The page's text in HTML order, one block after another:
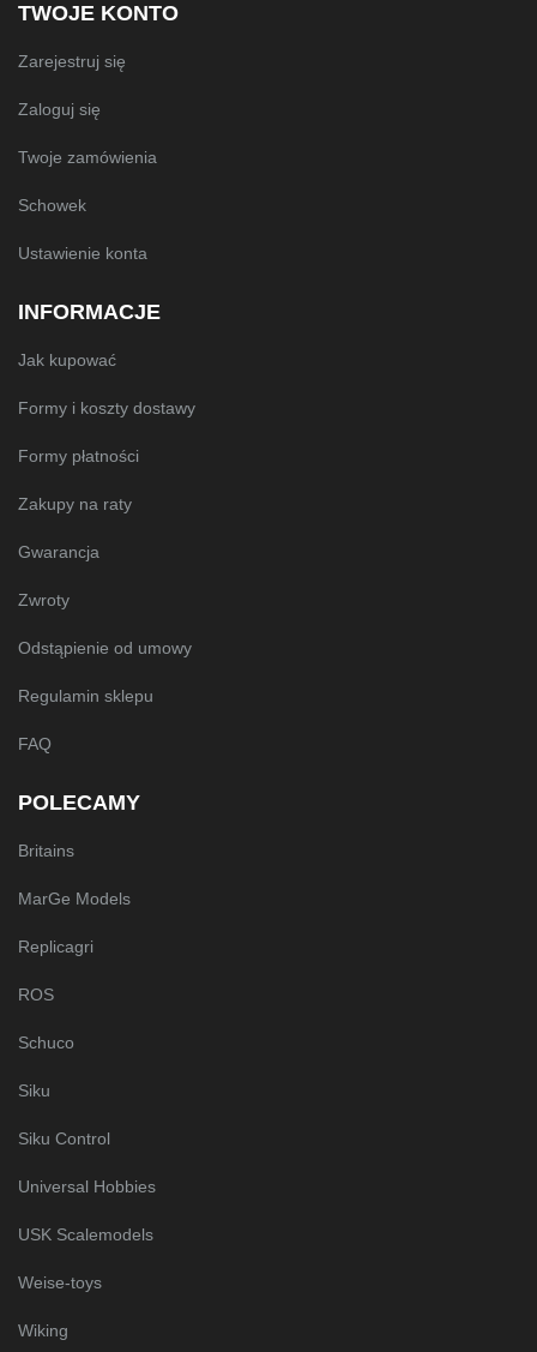
TWOJE KONTO
Zarejestruj się
Zaloguj się
Twoje zamówienia
Schowek
Ustawienie konta
INFORMACJE
Jak kupować
Formy i koszty dostawy
Formy płatności
Zakupy na raty
Gwarancja
Zwroty
Odstąpienie od umowy
Regulamin sklepu
FAQ
POLECAMY
Britains
MarGe Models
Replicagri
ROS
Schuco
Siku
Siku Control
Universal Hobbies
USK Scalemodels
Weise-toys
Wiking